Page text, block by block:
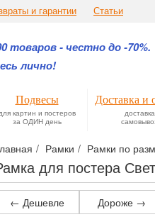
и гарантии Статьи
товаров - честно до -70%.
лично!
Подвесы
картин и постеров
за ОДИН день
Доставка и
доставка
Рамки Рамки по
для постера
← Дешевле Дороже →